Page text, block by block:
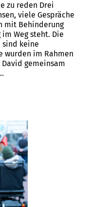
zu reden Drei
viele Gespräche
mit Behinderung
Weg steht. Die
sind keine
wurden im Rahmen
gemeinsam